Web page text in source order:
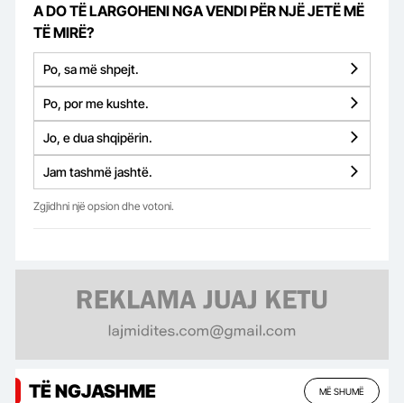
A DO TË LARGOHENI NGA VENDI PËR NJË JETË MË
TË MIRË?
Po, sa më shpejt.
Po, por me kushte.
Jo, e dua shqipërin.
Jam tashmë jashtë.
Zgjidhni një opsion dhe votoni.
TË NGJASHME MË SHUMË